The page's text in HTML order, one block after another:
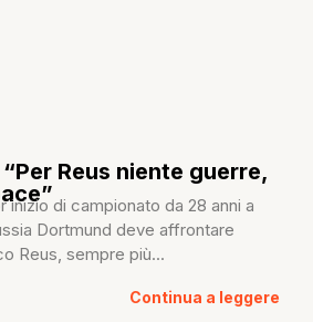
Reus niente guerre,
inizio di campionato da 28 anni a
Dortmund deve affrontare
Reus, sempre più...
Continua a leggere